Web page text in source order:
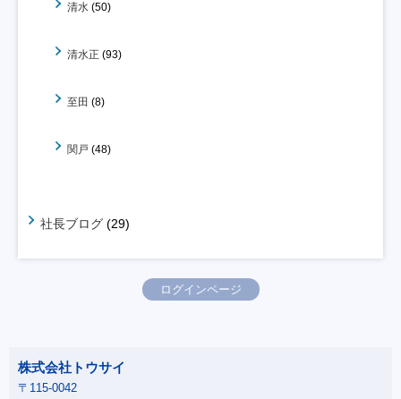
清水 (50)
清水正 (93)
至田 (8)
関戸 (48)
社長ブログ (29)
ログインページ
株式会社トウサイ
〒115-0042